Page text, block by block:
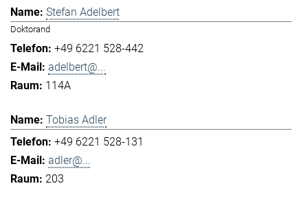
Stefan Adelbert
Doktorand
+49 6221 528-442
adelbert@...
114A
Tobias Adler
+49 6221 528-131
adler@...
203